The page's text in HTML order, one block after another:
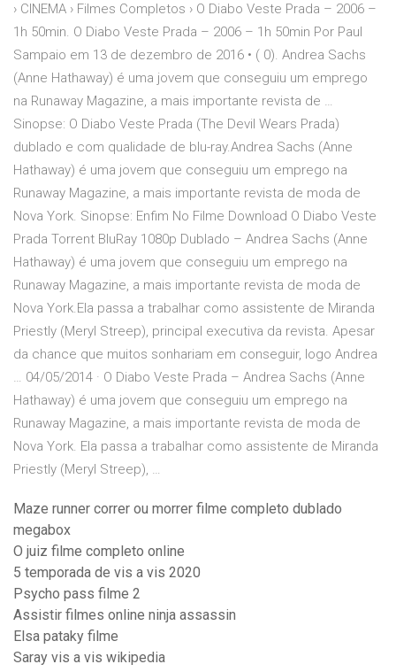
› CINEMA › Filmes Completos › O Diabo Veste Prada – 2006 –
1h 50min. O Diabo Veste Prada – 2006 – 1h 50min Por Paul
Sampaio em 13 de dezembro de 2016 • ( 0). Andrea Sachs
(Anne Hathaway) é uma jovem que conseguiu um emprego
na Runaway Magazine, a mais importante revista de …
Sinopse: O Diabo Veste Prada (The Devil Wears Prada)
dublado e com qualidade de blu-ray.Andrea Sachs (Anne
Hathaway) é uma jovem que conseguiu um emprego na
Runaway Magazine, a mais importante revista de moda de
Nova York. Sinopse: Enfim No Filme Download O Diabo Veste
Prada Torrent BluRay 1080p Dublado – Andrea Sachs (Anne
Hathaway) é uma jovem que conseguiu um emprego na
Runaway Magazine, a mais importante revista de moda de
Nova York.Ela passa a trabalhar como assistente de Miranda
Priestly (Meryl Streep), principal executiva da revista. Apesar
da chance que muitos sonhariam em conseguir, logo Andrea
… 04/05/2014 · O Diabo Veste Prada – Andrea Sachs (Anne
Hathaway) é uma jovem que conseguiu um emprego na
Runaway Magazine, a mais importante revista de moda de
Nova York. Ela passa a trabalhar como assistente de Miranda
Priestly (Meryl Streep), …
Maze runner correr ou morrer filme completo dublado
megabox
O juiz filme completo online
5 temporada de vis a vis 2020
Psycho pass filme 2
Assistir filmes online ninja assassin
Elsa pataky filme
Saray vis a vis wikipedia